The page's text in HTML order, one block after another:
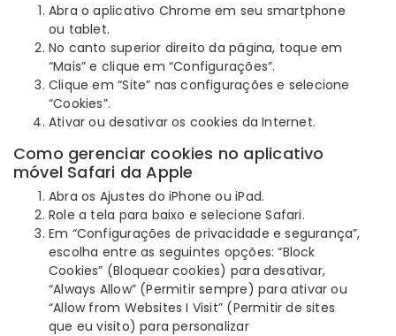
Abra o aplicativo Chrome em seu smartphone
ou tablet.
No canto superior direito da página, toque em
“Mais” e clique em “Configurações”.
Clique em “Site” nas configurações e selecione
“Cookies”.
Ativar ou desativar os cookies da Internet.
Como gerenciar cookies no aplicativo
móvel Safari da Apple
Abra os Ajustes do iPhone ou iPad.
Role a tela para baixo e selecione Safari.
Em “Configurações de privacidade e segurança”,
escolha entre as seguintes opções: “Block
Cookies” (Bloquear cookies) para desativar,
“Always Allow” (Permitir sempre) para ativar ou
“Allow from Websites I Visit” (Permitir de sites
que eu visito) para personalizar